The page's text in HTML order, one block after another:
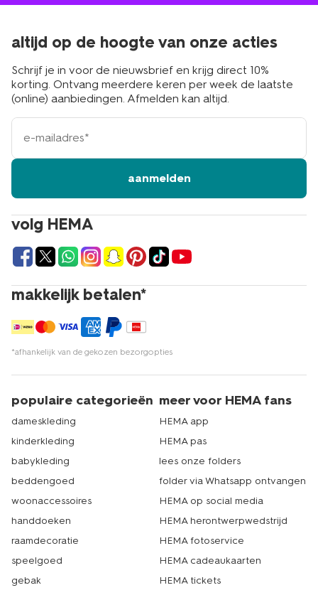
volg HEMA
makkelijk betalen*
*afhankelijk van de gekozen bezorgopties
altijd op de hoogte van onze acties
Schrijf je in voor de nieuwsbrief en krijg direct 10%
korting. Ontvang meerdere keren per week de laatste
(online) aanbiedingen. Afmelden kan altijd.
e-
mailadres
aanmelden
populaire categorieën
dameskleding
kinderkleding
babykleding
beddengoed
woonaccessoires
handdoeken
raamdecoratie
speelgoed
gebak
meer voor HEMA fans
HEMA app
HEMA pas
lees onze folders
folder via Whatsapp ontvangen
HEMA op social media
HEMA herontwerpwedstrijd
HEMA fotoservice
HEMA cadeaukaarten
HEMA tickets